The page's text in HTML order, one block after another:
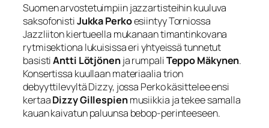
Suomen arvostetuimpiin jazzartisteihin kuuluva
saksofonistiJukka Perkoesiintyy Torniossa
Jazzliiton kiertueella mukanaan timantinkovana
rytmisektiona lukuisissa eri yhtyeissä tunnetut
basistiAntti Lötjönenja rumpaliTeppo Mäkynen.
Konsertissa kuullaan materiaalia trion
debyyttilevyltä Dizzy, jossa Perko käsittelee ensi
kertaaDizzy Gillespienmusiikkia ja tekee samalla
kauan kaivatun paluunsa bebop-perinteeseen.